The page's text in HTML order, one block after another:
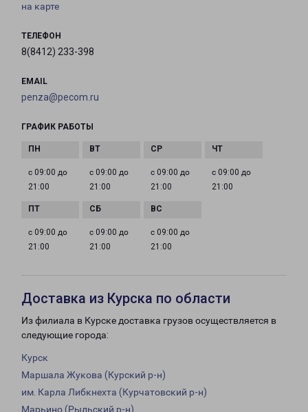
на карте
ТЕЛЕФОН
8(8412) 233-398
EMAIL
penza@pecom.ru
ГРАФИК РАБОТЫ
с 09:00 до
21:00
с 09:00 до
21:00
с 09:00 до
21:00
с 09:00 до
21:00
с 09:00 до
21:00
с 09:00 до
21:00
с 09:00 до
21:00
Доставка из Курска по области
Из филиала в Курске доставка грузов осуществляется в
следующие города:
Курск
Маршала Жукова (Курский р-н)
им. Карла Либкнехта (Курчатовский р-н)
Марьино (Рыльский р-н)